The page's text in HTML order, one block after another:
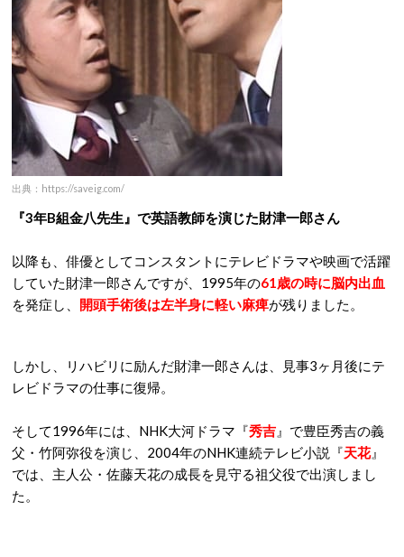
出典：https://saveig.com/
『3年B組金八先生』で英語教師を演じた財津一郎さん
以降も、俳優としてコンスタントにテレビドラマや映画で活躍
していた財津一郎さんですが、1995年の61歳の時に脳内出血
を発症し、 開頭手術後は左半身に軽い麻痺が残りました。
しかし、リハビリに励んだ財津一郎さんは、見事3ヶ月後にテ
レビドラマの仕事に復帰。
そして1996年には、NHK大河ドラマ『秀吉 』で豊臣秀吉の義
父・竹阿弥役を演じ、2004年のNHK連続テレビ小説『天花』
では、主人公・佐藤天花の成長を見守る祖父役で出演しまし
た。